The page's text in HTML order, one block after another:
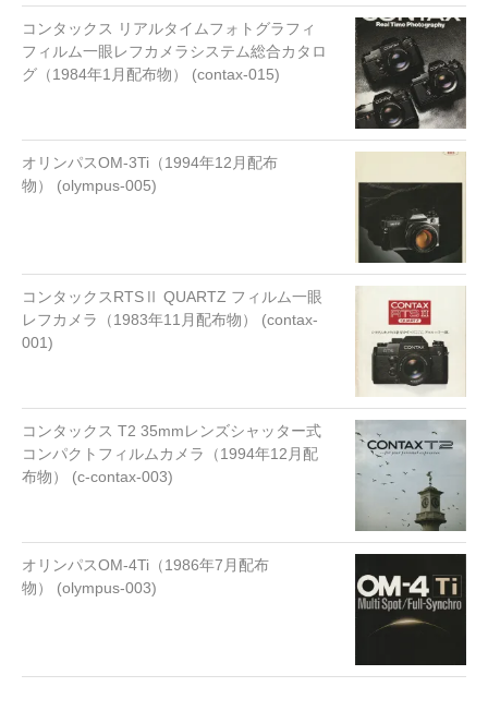
コンタックス リアルタイムフォトグラフィ
フィルム一眼レフカメラシステム総合カタロ
グ（1984年1月配布物） (contax-015)
オリンパスOM-3Ti（1994年12月配布
物） (olympus-005)
コンタックスRTSⅡ QUARTZ フィルム一眼
レフカメラ（1983年11月配布物） (contax-
001)
コンタックス T2 35mmレンズシャッター式
コンパクトフィルムカメラ（1994年12月配
布物） (c-contax-003)
オリンパスOM-4Ti（1986年7月配布
物） (olympus-003)